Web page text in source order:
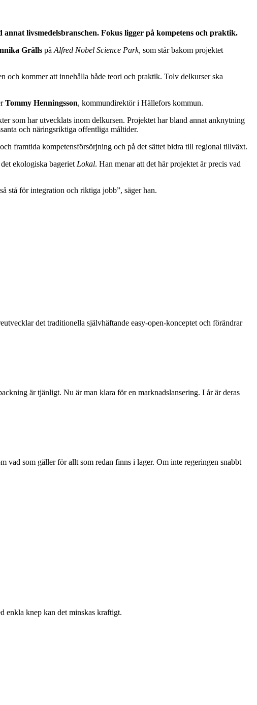
livsmedelsbranschen. Fokus ligger på kompetens och praktik.
Grälls på Alfred Nobel Science Park, som står bakom projektet
och kommer att innehålla både teori och praktik. Tolv delkurser ska
Tommy Henningsson, kommundirektör i Hällefors kommun.
som har utvecklats inom delkursen. Projektet har bland annat anknytning
och näringsriktiga offentliga måltider.
framtida kompetensförsörjning och på det sättet bidra till regional tillväxt.
ekologiska bageriet Lokal. Han menar att det här projektet är precis vad
stå för integration och riktiga jobb”, säger han.
det traditionella självhäftande easy-open-konceptet och förändrar
är tjänligt. Nu är man klara för en marknadslansering. I år är deras
vad som gäller för allt som redan finns i lager. Om inte regeringen snabbt
enkla knep kan det minskas kraftigt.